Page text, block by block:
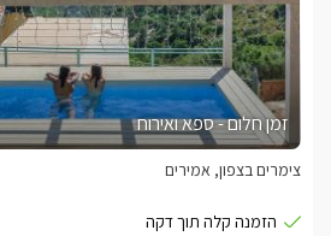
זמן חלום - ספא ואירוח
צימרים בצפון, אמירים